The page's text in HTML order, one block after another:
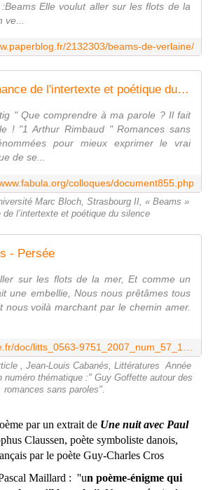
Elle voulut aller sur les flots de la
2132303/beams-de-verlaine/
" Beams " Romance de l'intertexte et poétique du silence
" Que comprendre à ma parole ? Il fait
! "1 Arthur Rimbaud " Romances sans
pour mieux exprimer le vrai
de se...
colloques/document855.php
Marc Bloch, Strasbourg II, « Beams »
de l’intertexte et poétique du silence
- Persée
sur les flots de la mer, Et comme un
une embellie, Nous nous prêtâmes tous
nous voilà marchant par le chemin amer.
, Jean-Louis Cabanés, Littératures Année
numéro thématique :" Guy Goffette autour des
romances sans paroles".
par un extrait de Une nuit avec Paul
Claussen, poète symboliste danois,
par le poète Guy-Charles Cros
Maillard : ''un poème-énigme qui